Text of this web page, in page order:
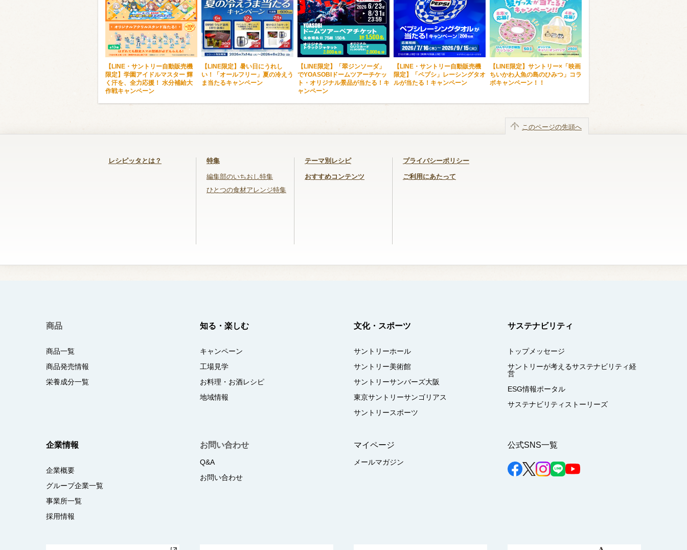
【LINE・サントリー自動販売機
限定】学園アイドルマスター 輝
く汗を、全力応援！ 水分補給大
作戦キャンペーン
【LINE限定】暑い日にうれし
い！「オールフリー」夏の冷えう
ま当たるキャンペーン
【LINE限定】「翠ジンソーダ」
でYOASOBIドームツアーチケッ
ト・オリジナル景品が当たる！キ
ャンペーン
【LINE・サントリー自動販売機
限定】「ペプシ」レーシングタオ
ルが当たる！キャンペーン
【LINE限定】サントリー×「映画
ちいかわ人魚の島のひみつ」コラ
ボキャンペーン！！
レシピッタとは？ 特集
編集部のいちおし特集
ひとつの食材アレンジ特集
テーマ別レシピ
おすすめコンテンツ
プライバシーポリシー
ご利用にあたって
このページの先頭へ
商品
商品一覧
商品発売情報
栄養成分一覧
知る・楽しむ
キャンペーン
工場見学
お料理・お酒レシピ
地域情報
文化・スポーツ
サントリーホール
サントリー美術館
サントリーサンバーズ大阪
東京サントリーサンゴリアス
サントリースポーツ
サステナビリティ
トップメッセージ
サントリーが考えるサステナビリティ経
営
ESG情報ポータル
サステナビリティストーリーズ
企業情報
企業概要
グループ企業一覧
事業所一覧
採用情報
お問い合わせ
Q&A
お問い合わせ
マイページ
メールマガジン
公式SNS一覧